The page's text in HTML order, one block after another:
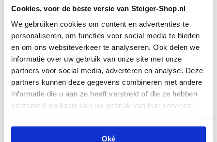
Cookies, voor de beste versie van Steiger-Shop.nl
We gebruiken cookies om content en advertenties te
personaliseren, om functies voor social media te bieden
en om ons websiteverkeer te analyseren. Ook delen we
informatie over uw gebruik van onze site met onze
partners voor social media, adverteren en analyse. Deze
partners kunnen deze gegevens combineren met andere
informatie die u aan ze heeft verstrekt of die ze hebben
verzameld op basis van uw gebruik van hun services.
Oké
Bouwhekvoeten
Hekklemmen
Bouwhekzeilen
Hekwielen
Bouwhekschoren
Hekpoorten
Opslag
Veiligheidsborden
Stapelrekken
Stapelpallets
Stapelpallets verzinkt
Stapelbakken
U-frames